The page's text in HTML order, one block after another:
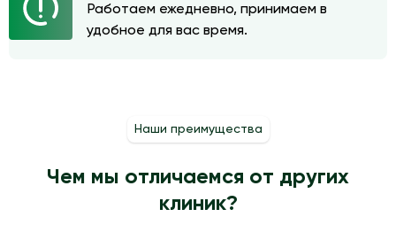
Работаем ежедневно, принимаем в
удобное для вас время.
Наши преимущества
Чем мы отличаемся от других
клиник?